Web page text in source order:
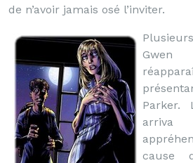
de n’avoir jamais osé l’inviter.
Parker.
arriva
cause